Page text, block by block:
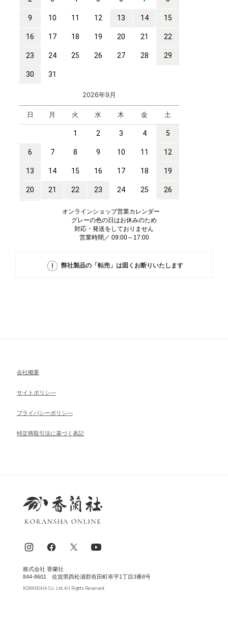
オンラインショップ営業カレンダー
グレーの色の日はお休みのため
対応・発送をしておりません
営業時間／ 09:00～17:00
弊社製品の「転売」は固くお断りいたします
会社概要
サイトポリシ―
ブライパシーポリシ―
特定商取引法に基づく表記
株式会社 香蘭社
844-8601 佐賀県西松浦郡有田町幸平1丁目3番8号
KORANSHA Co. Ltd. All Rights Reserved.